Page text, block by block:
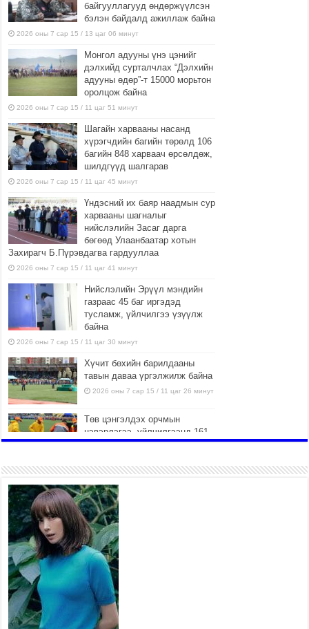
байгууллагууд өндөржүүлсэн
бэлэн байдалд ажиллаж байна
2026 оны 7 сар 15 / 13 цаг 06 минут
Монгол адууны үнэ цэнийг
дэлхийд сурталчлах “Дэлхийн
адууны өдөр”-т 15000 морьтон
оролцож байна
2026 оны 7 сар 15 / 11 цаг 51 минут
Шагайн харвааны насанд
хүрэгчдийн багийн төрөлд 106
багийн 848 харваач өрсөлдөж,
шилдгүүд шалгарав
2026 оны 7 сар 15 / 11 цаг 45 минут
Үндэсний их баяр наадмын сур
харвааны шагналыг
нийслэлийн Засаг дарга
бөгөөд Улаанбаатар хотын
Захирагч Б.Пүрэвдагва гардууллаа
2026 оны 7 сар 15 / 11 цаг 41 минут
Нийслэлийн Эрүүл мэндийн
газраас 45 баг иргэдэд
тусламж, үйлчилгээ үзүүлж
байна
2026 оны 7 сар 15 / 11 цаг 30 минут
Хүчит бөхийн барилдааны
тавын даваа үргэлжилж байна
2026 оны 7 сар 15 / 11 цаг 26 минут
Төв цэнгэлдэх орчмын
цэвэрлэгээ, үйлчилгээнд 161
ажилтан, 27 техниктэй
2026 оны 7 сар 15 / 11 цаг 22 минут
Наадмын амралтын өдрүүдэд
нийслэлийн эрүүл мэндийн
байгууллагууд дараах
хуваарийн дагуу ажиллана
2026 оны 7 сар 15 / 11 цаг 18 минут
Үндэсний их баяр наадам
эхэллээ
2026 оны 7 сар 15 / 11 цаг 14 минут
Үер усны аюулаас сэргийлж, нийслэлийн Онцгой